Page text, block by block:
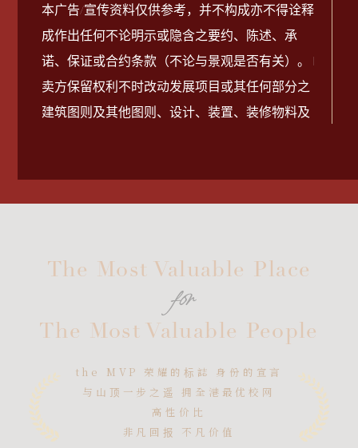
本广告/宣传资料仅供参考，并不构成亦不得诠释
成作出任何不论明示或隐含之要约、陈述、承
诺、保证或合约条款（不论与景观是否有关）。 |
卖方保留权利不时改动发展项目或其任何部分之
建筑图则及其他图则、设计、装置、装修物料及
出决定购买或于何时购买任何住宅物业，于任何
情况或时间，准买方绝不应以本广告/宣传资料之
任何内容、资料或概念作依据或受其影响决定购
Wealthy Limited | 卖方的控权公司：英皇国际集团
有限公司及英皇物业发展有限公司| 发展项目的认
可人士：陈展禹| 发展项目的认可人士以其专业身
2025-09-21 销售安排第3A号 Download
2025-09-21 销售安排第2A号 Download
2025-09-21 销售安排第1A号 Download
2025-09-20 销售安排第6号 Download
销售安排第4号
Download
2025-09-13 销售安排第2号 Download
2025-09-09 销售安排第1号 Download
免责声明+
The Most Valuable Place
The Most Valuable People
the MVP 荣耀的标誌 身份的宣言
与山顶一步之遥 拥全港最优校网
高性价比
非凡回报 不凡价值